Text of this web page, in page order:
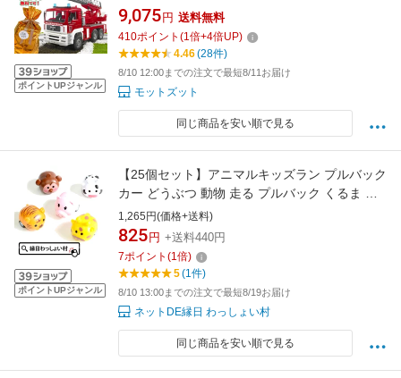
ポイントUPジャンル
MAN消防車（3歳から）【店頭受取も可 吹田】
【触れる試せる店頭展示あり】
9,075 円 送料無料
410ポイント (1倍+4倍UP)
4.46(28件)
8/10 12:00までの注文で最短8/11お届け
モットズット
同じ商品を安い順で見る
ポイントUPジャンル
【25個セット】アニマルキッズラン プルバック
カー どうぶつ 動物 走る プルバック くるま ト
ラ サル キリン ブタ ウシ 子ども会 子供会 景品
玩具 おもちゃ ミニカー くるま おまけ 縁日 お
まつり お祭り お子様 ランチ お祭り問屋
1,265円(価格+送料)
825 円 +送料440円
7ポイント (1倍)
5(1件)
8/10 13:00までの注文で最短8/19お届け
ネットDE縁日 わっしょい村
同じ商品を安い順で見る